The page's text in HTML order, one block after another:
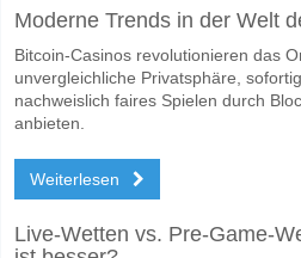
Wofür ist die richtige
Auf der riskanten Seite, können Sie
Moderne Trends in der Welt
Bitcoin-Casinos revolutionieren das
unvergleichliche Privatsphäre,
nachweislich faires Spielen durch
anbieten.
Weiterlesen
Live-Wetten vs. Pre-Game-